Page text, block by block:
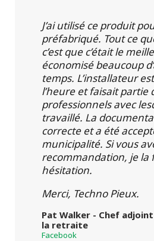
J’ai utilisé ce produit
préfabriqué. Tout ce
c’est que c’était le
économisé beaucoup
temps. L’installateur
l’heure et faisait partie
professionnels avec
travaillé. La
correcte et a été
municipalité. Si vous
recommandation, je la
hésitation.
Merci, Techno Pieux.
Pat Walker - Chef
la retraite
Facebook